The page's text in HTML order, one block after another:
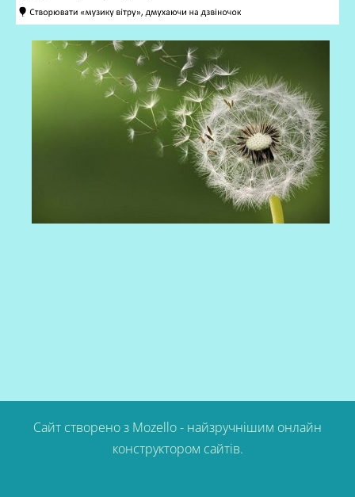
Сайт створено з Mozello- найзручнішим онлайн
конструктором сайтів.